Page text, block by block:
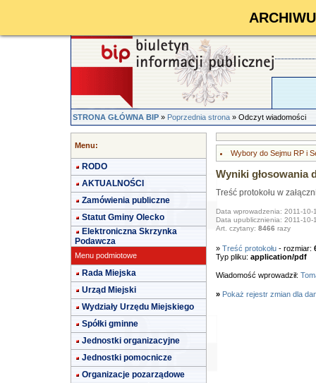
STRONA GŁÓWNA BIP»Poprzednia strona» Odczyt wiadomości
Menu:
RODO
AKTUALNOŚCI
Zamówienia publiczne
Statut Gminy Olecko
Elektroniczna Skrzynka
Podawcza
Menu podmiotowe
Rada Miejska
Urząd Miejski
Wydziały Urzędu Miejskiego
Spółki gminne
Jednostki organizacyjne
Jednostki pomocnicze
Organizacje pozarządowe
Wybory do Sejmu RP i
Wyniki głosowania
Treść protokołu w
Data wprowadzenia: 2011-10-
Data upublicznienia: 2011-10-
Art. czytany: 8466 razy
» Treść protokołu- rozmiar:
Typ pliku: application/pdf
Wiadomość wprowadził:
» Pokaż rejestr zmian dla